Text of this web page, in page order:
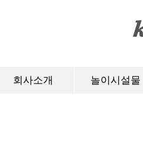
회사소개 놀이시설물